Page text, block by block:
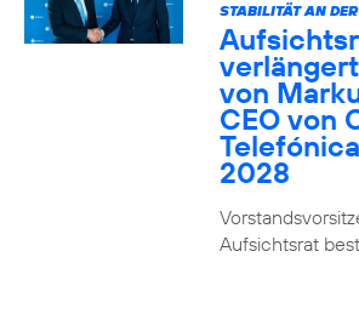
STABILITÄT AN
von
CEO von
2028
Aufsichtsrat